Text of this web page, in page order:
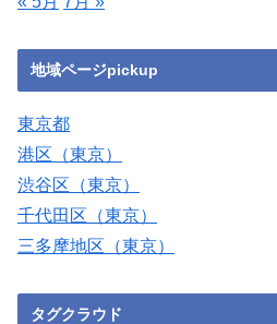
地域ページpickup
東京都
港区（東京）
渋谷区（東京）
千代田区（東京）
三多摩地区（東京）
タグクラウド